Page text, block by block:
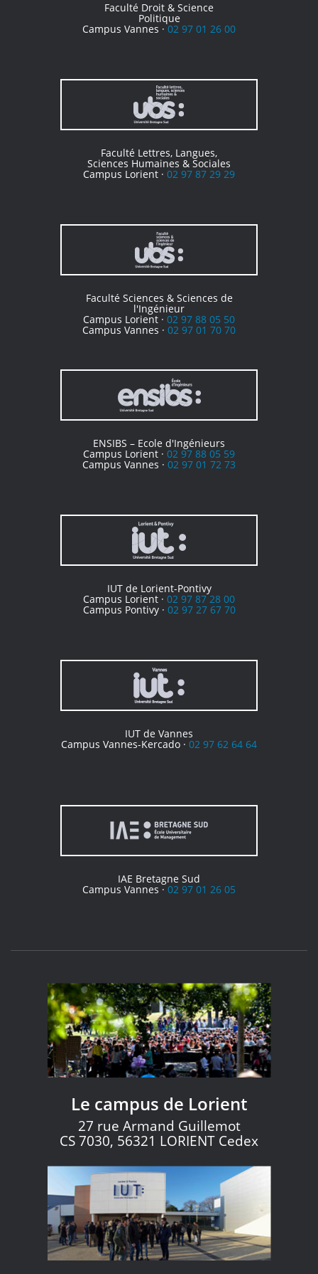
Faculté Droit & Science
Politique
Campus Vannes ·02 97 01 26 00
Faculté Lettres, Langues,
Sciences Humaines & Sociales
Campus Lorient · 02 97 87 29 29
Faculté Sciences & Sciences de
l'Ingénieur
Campus Lorient · 02 97 88 05 50
Campus Vannes · 02 97 01 70 70
ENSIBS – Ecole d'Ingénieurs
Campus Lorient · 02 97 88 05 59
Campus Vannes · 02 97 01 72 73
IUT de Lorient-Pontivy
Campus Lorient · 02 97 87 28 00
Campus Pontivy · 02 97 27 67 70
IUT de Vannes
Campus Vannes-Kercado · 02 97 62 64 64
IAE Bretagne Sud
Campus Vannes ·02 97 01 26 05
Le campus de Lorient
27 rue Armand Guillemot
CS 7030, 56321 LORIENT Cedex